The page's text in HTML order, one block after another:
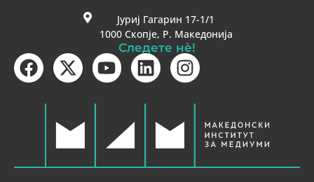
Јуриј Гагарин 17-1/1
1000 Скопје, Р. Македонија
Следете нè!